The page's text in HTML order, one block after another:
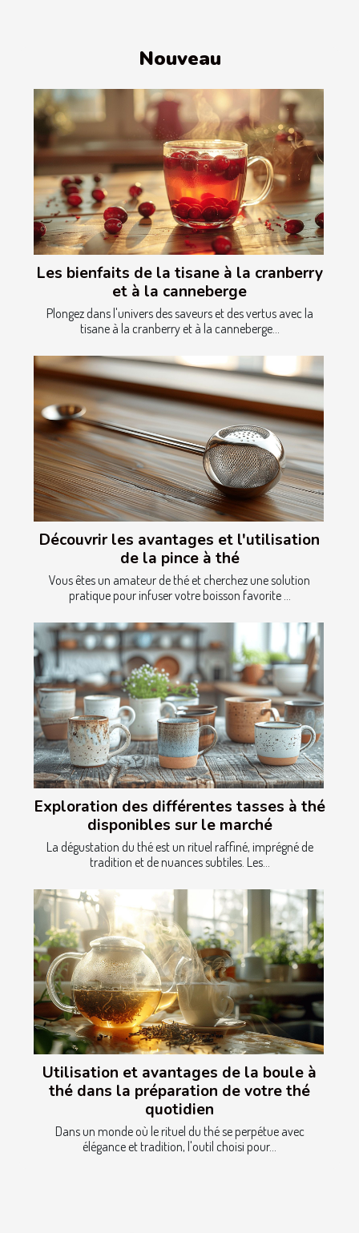
Nouveau
Les bienfaits de la tisane à la cranberry
et à la canneberge
Plongez dans l'univers des saveurs et des vertus avec la
tisane à la cranberry et à la canneberge...
Découvrir les avantages et l'utilisation
de la pince à thé
Vous êtes un amateur de thé et cherchez une solution
pratique pour infuser votre boisson favorite ...
Exploration des différentes tasses à thé
disponibles sur le marché
La dégustation du thé est un rituel raffiné, imprégné de
tradition et de nuances subtiles. Les...
Utilisation et avantages de la boule à
thé dans la préparation de votre thé
quotidien
Dans un monde où le rituel du thé se perpétue avec
élégance et tradition, l'outil choisi pour...